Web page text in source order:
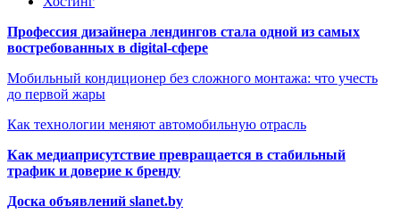
Профессия дизайнера лендингов стала одной из самых
востребованных в digital-сфере
Мобильный кондиционер без сложного монтажа: что учесть
до первой жары
Как технологии меняют автомобильную отрасль
Как медиаприсутствие превращается в стабильный
трафик и доверие к бренду
Доска объявлений slanet.by